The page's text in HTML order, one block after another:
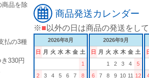
品を除
払の3種
330円
商品発送カレンダー
※■ 以外の日は商品の発送をして
2026年8月
日
月 火 水 木 金 土
1
2
3 4 5 6 7
8
2026年9月
日
月 火 水 木 金 土
1
2 3 4
5
6
7 8 9 10 11
12